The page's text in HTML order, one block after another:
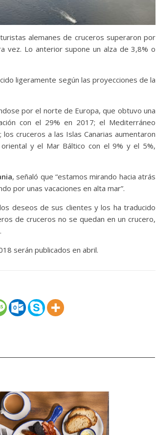
alemanes de cruceros superaron por
vez. Lo anterior supone un alza de 3,8% o
ligeramente según las proyecciones de la
por el norte de Europa, que obtuvo una
con el 29% en 2017; el Mediterráneo
cruceros a las Islas Canarias aumentaron
y el Mar Báltico con el 9% y el 5%,
, señaló que “estamos mirando hacia atrás
por unas vacaciones en alta mar”.
deseos de sus clientes y los ha traducido
de cruceros no se quedan en un crucero,
serán publicados en abril.